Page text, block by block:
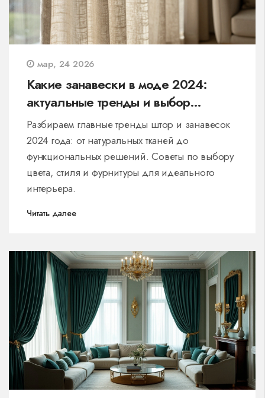
мар, 24 2026
Какие занавески в моде 2024:
актуальные тренды и выбор
текстиля
Разбираем главные тренды штор и занавесок
2024 года: от натуральных тканей до
функциональных решений. Советы по выбору
цвета, стиля и фурнитуры для идеального
интерьера.
Читать далее